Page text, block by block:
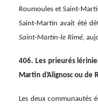
Roumoules et Saint-
Saint-Martin avait été
Saint-Martin-le Rimé,
406. Les prieurés
Martin d’Alignosc ou de
Les deux communautés